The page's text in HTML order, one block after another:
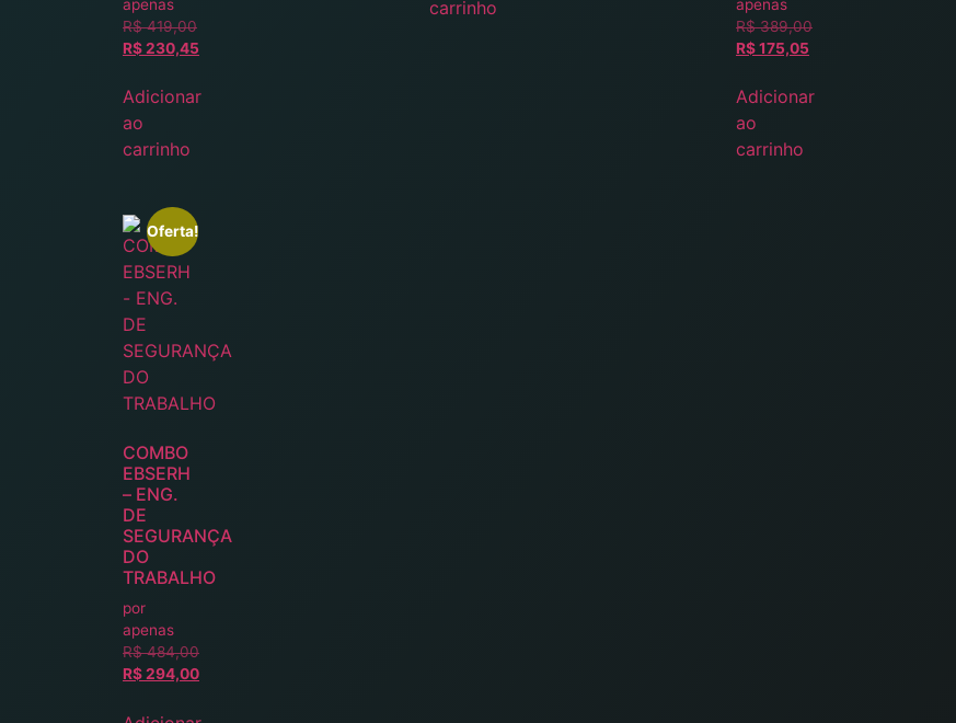
apenas
R$419,00
R$230,45
Adicionar
ao
carrinho
carrinho
apenas
R$389,00
R$175,05
Adicionar
ao
carrinho
Oferta!
COMBO
EBSERH
– ENG.
DE
SEGURANÇA
DO
TRABALHO
por
apenas
R$484,00
R$294,00